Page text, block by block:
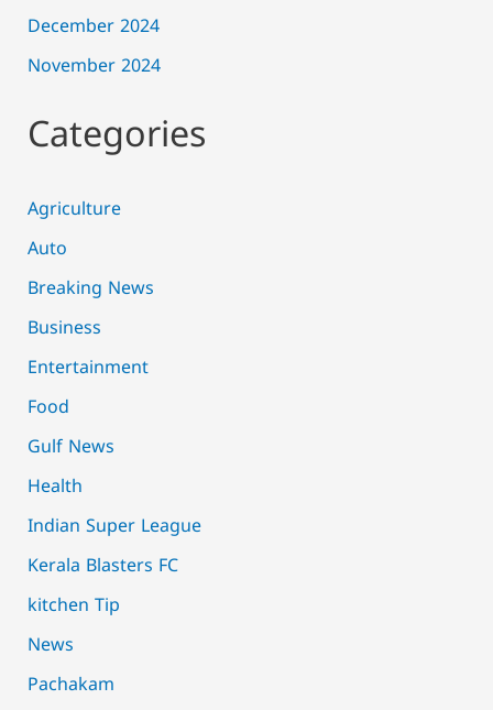
December 2024
November 2024
Categories
Agriculture
Auto
Breaking News
Business
Entertainment
Food
Gulf News
Health
Indian Super League
Kerala Blasters FC
kitchen Tip
News
Pachakam